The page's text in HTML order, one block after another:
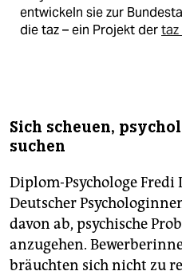
entwickeln sie zur
die taz – ein Projekt dertaz
Sich scheuen,
suchen
Diplom-Psychologe Fredi
Deutscher
davon ab, psychische
anzugehen.
bräuchten sich nicht zu